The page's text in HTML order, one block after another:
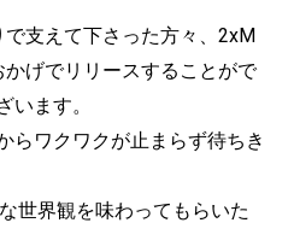
支えて下さった方々、2xM
げでリリースすることがで
います。
らワクワクが止まらず待ちき
世界観を味わってもらいた